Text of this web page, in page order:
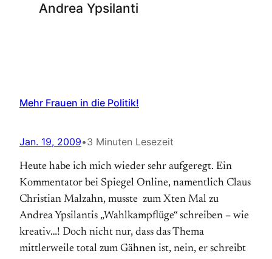
Andrea Ypsilanti
Mehr Frauen in die Politik!
Jan. 19, 2009•3 Minuten Lesezeit
Heute habe ich mich wieder sehr aufgeregt. Ein
Kommentator bei Spiegel Online, namentlich Claus
Christian Malzahn, musste zum Xten Mal zu
Andrea Ypsilantis „Wahlkampflüge“ schreiben – wie
kreativ…! Doch nicht nur, dass das Thema
mittlerweile total zum Gähnen ist, nein, er schreibt